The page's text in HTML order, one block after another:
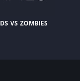
vs zombies